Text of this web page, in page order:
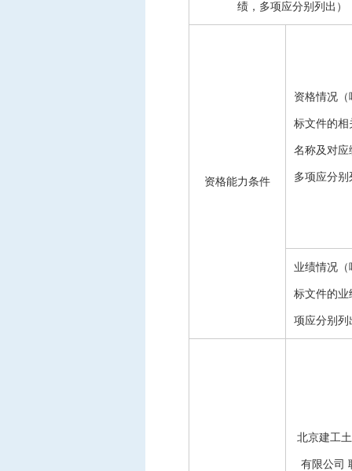
绩，多项应分别列出）
资格能力条件
资格情况（
标文件的相
名称及对应
多项应分别
业绩情况（
标文件的业
项应分别列
北京建工
有限公司